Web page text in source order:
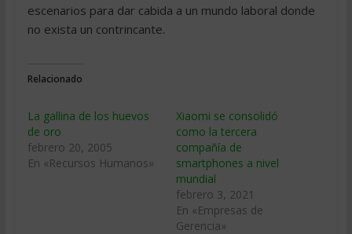
escenarios para dar cabida a un mundo laboral donde
no exista un contrincante.
Relacionado
La gallina de los huevos
de oro
febrero 20, 2005
En «Recursos Humanos»
Xiaomi se consolidó
como la tercera
compañía de
smartphones a nivel
mundial
febrero 3, 2021
En «Empresas de
Gerencia»